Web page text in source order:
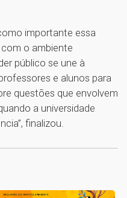
importante essa
o ambiente
público se une à
e alunos para
questões que envolvem
a universidade
finalizou.